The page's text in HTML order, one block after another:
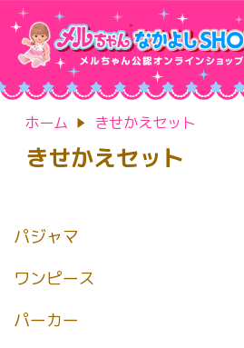
きせかえセット
パジャマ
ワンピース
パーカー
ホーム きせかえセット